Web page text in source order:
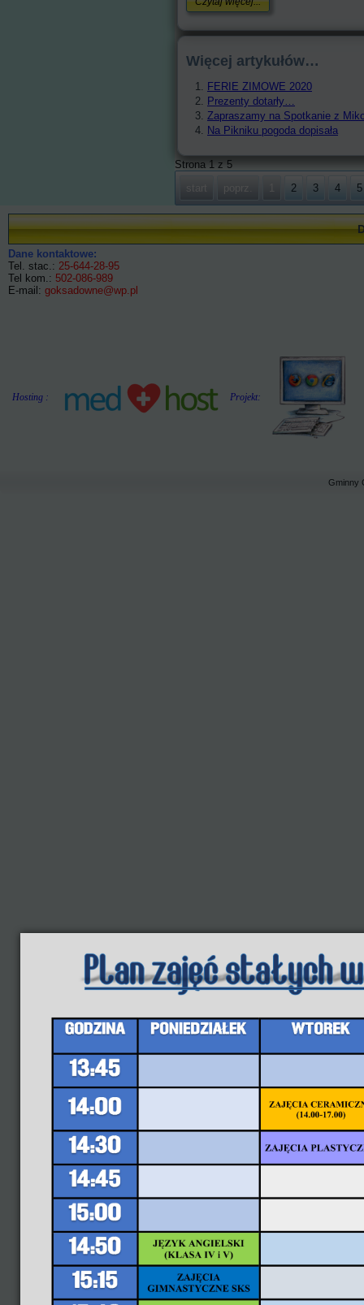
Więcej artykułów…
FERIE ZIMOWE 2020
Prezenty dotarły…
Zapraszamy na Spotkanie z
Na Pikniku pogoda dopisała
Strona 1 z 5
start
poprz. 1 2 3 4 5
Dane kontaktowe:
Tel. stac.: 25-644-28-95
Tel kom.: 502-086-989
E-mail: goksadowne@wp.pl
Hosting : Projekt:
Gminny